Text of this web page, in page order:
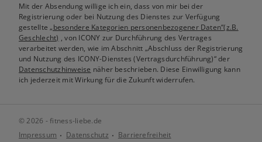
Mit der Absendung willige ich ein, dass von mir bei der
Registrierung oder bei Nutzung des Dienstes zur Verfügung
gestellte„besondere Kategorien personenbezogener Daten“(z.B.
Geschlecht) , von ICONY zur Durchführung des Vertrages
verarbeitet werden, wie im Abschnitt „Abschluss der Registrierung
und Nutzung des ICONY-Dienstes (Vertragsdurchführung)“ der
Datenschutzhinweise näher beschrieben. Diese Einwilligung kann
ich jederzeit mit Wirkung für die Zukunft widerrufen.
© 2026 - fitness-liebe.de
Impressum
Datenschutz Barrierefreiheit